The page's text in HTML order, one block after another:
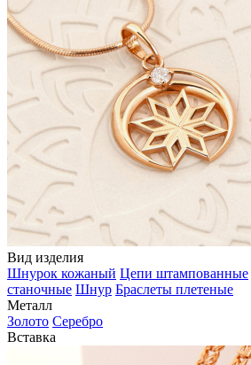
Вид изделия
Шнурок кожаный Цепи штампованные
станочные Шнур Браслеты плетеные
Металл
Золото Серебро
Вставка